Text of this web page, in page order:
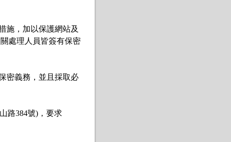
施，加以保護網站及
處理人員皆簽有保密
密義務，並且採取必
路384號)，要求